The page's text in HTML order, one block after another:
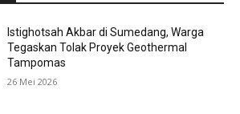
Istighotsah Akbar di Sumedang, Warga
Tegaskan Tolak Proyek Geothermal
Tampomas
26 Mei 2026